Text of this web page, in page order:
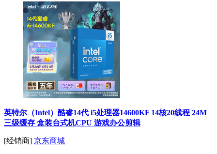
英特尔（Intel）酷睿14代 i5处理器14600KF 14核20线程 24M
三级缓存 盒装台式机CPU 游戏办公剪辑
[经销商] 京东商城